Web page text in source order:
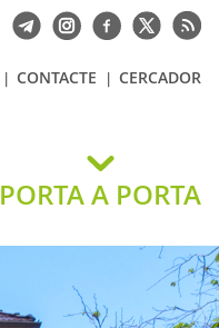
CONTACTE CERCADOR
PORTA A PORTA